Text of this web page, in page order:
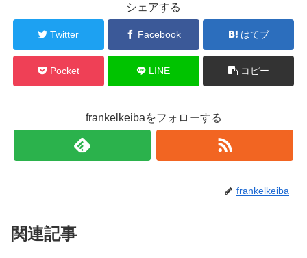
シェアする
Twitter Facebook はてブ
Pocket LINE コピー
frankelkeibaをフォローする
frankelkeiba
関連記事